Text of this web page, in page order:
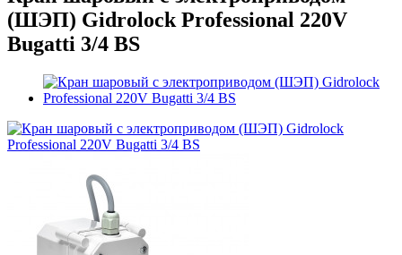
(ШЭП) Gidrolock Professional 220V
Bugatti 3/4 BS